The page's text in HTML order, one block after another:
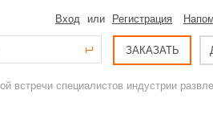
Вход или Регистрация
ЗАКАЗАТЬ
встречи специалистов индустрии